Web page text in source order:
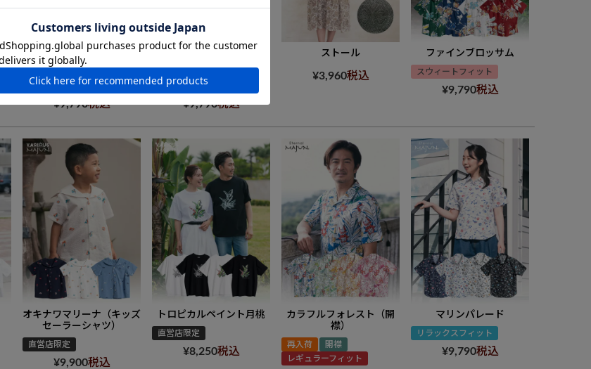
ファジーピーチ
レギュラーフィット
¥9,790税込
レギュラーフィット
¥9,790税込
ストール
¥3,960税込
ファインブロッサム
スウィートフィット
¥9,790税込
オキナワマリーナ（キッズ
セーラーシャツ）
直営店限定
¥9,900税込
トロピカルペイント月桃
直営店限定
¥8,250税込
カラフルフォレスト（開
襟）
再入荷
開襟
レギュラーフィット
マリンパレード
リラックスフィット
¥9,790税込